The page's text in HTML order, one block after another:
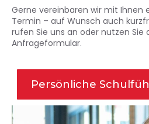
Gerne vereinbaren wir mit Ihnen
Termin – auf Wunsch auch
rufen Sie uns an oder nutzen Sie
Anfrageformular.
Persönliche